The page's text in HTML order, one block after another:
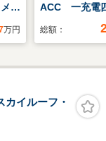
レ
側
イ
万円
ACC 一充電
ロ ETC 大
ートヒーター
総額：
イルーフ・